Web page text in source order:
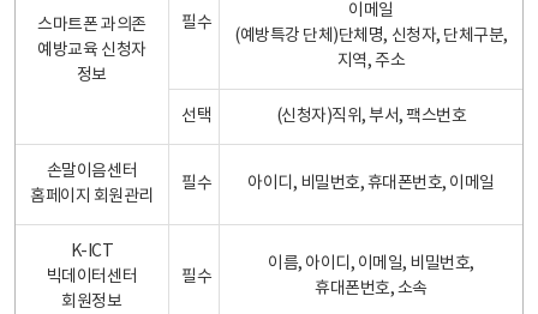
스마트폰 과의존
예방교육 신청자
정보
필수
이메일
(예방특강 단체)단체명, 신청자, 단체구분,
지역, 주소
선택 (신청자)직위, 부서, 팩스번호
손말이음센터
홈페이지 회원관리
필수 아이디, 비밀번호, 휴대폰번호, 이메일
K-ICT
빅데이터센터
회원정보
필수
이름, 아이디, 이메일, 비밀번호,
휴대폰번호, 소속